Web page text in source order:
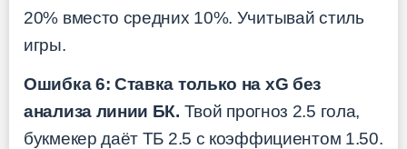
20% вместо средних 10%. Учитывай стиль
игры.
Ошибка 6: Ставка только на xG без
анализа линии БК. Твой прогноз 2.5 гола,
букмекер даёт ТБ 2.5 с коэффициентом 1.50.